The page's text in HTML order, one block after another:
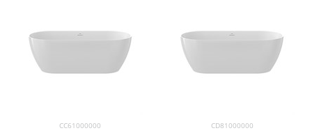
CC61000000 CD81000000